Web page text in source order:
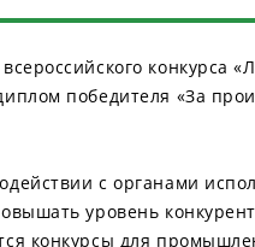
победителя «За
с органами
уровень
конкурсы для